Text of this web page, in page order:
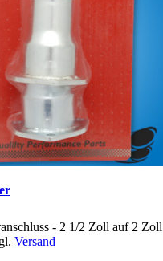
- 2 1/2 Zoll auf 2 Zoll
Versand